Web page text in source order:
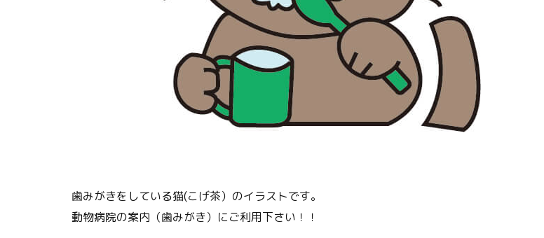
歯みがきをしている猫(こげ茶）のイラストです。
動物病院の案内（歯みがき）にご利用下さい！！